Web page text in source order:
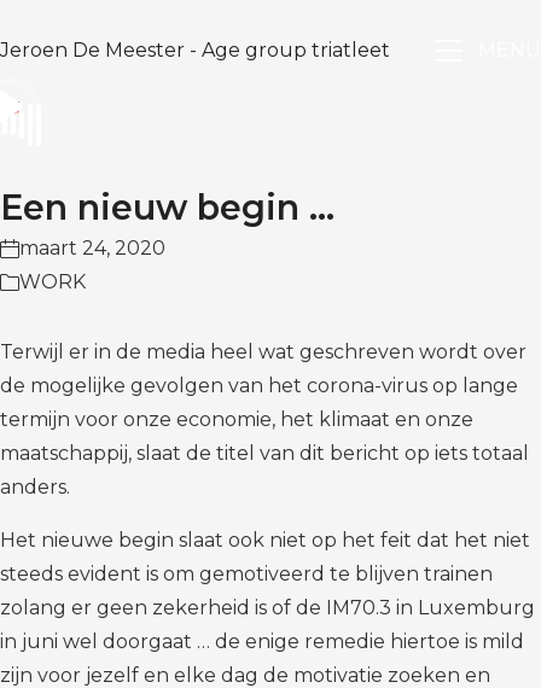
Jeroen De Meester - Age group triatleet
Video
Video
Een nieuw begin …
maart 24, 2020
WORK
Terwijl er in de media heel wat geschreven wordt over
de mogelijke gevolgen van het corona-virus op lange
termijn voor onze economie, het klimaat en onze
maatschappij, slaat de titel van dit bericht op iets totaal
anders.
Het nieuwe begin slaat ook niet op het feit dat het niet
steeds evident is om gemotiveerd te blijven trainen
zolang er geen zekerheid is of de IM70.3 in Luxemburg
in juni wel doorgaat … de enige remedie hiertoe is mild
zijn voor jezelf en elke dag de motivatie zoeken en